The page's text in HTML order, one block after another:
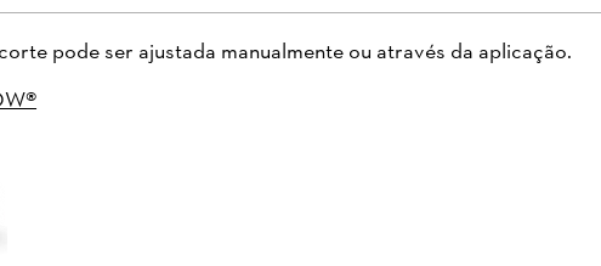
pode ser ajustada manualmente ou através da aplicação.